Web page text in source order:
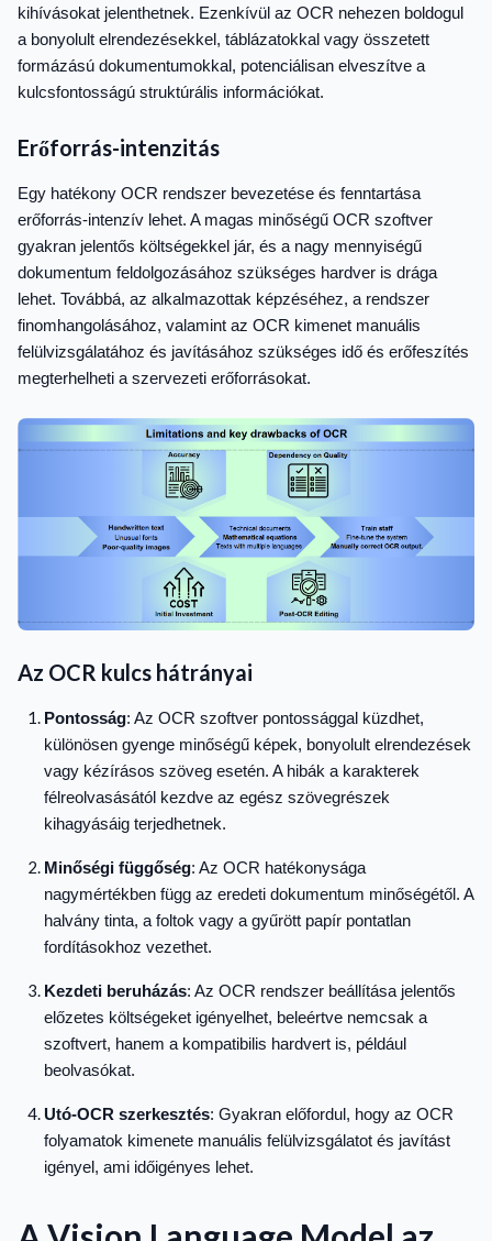
kihívásokat jelenthetnek. Ezenkívül az OCR nehezen boldogul
a bonyolult elrendezésekkel, táblázatokkal vagy összetett
formázású dokumentumokkal, potenciálisan elveszítve a
kulcsfontosságú struktúrális információkat.
Erőforrás-intenzitás
Egy hatékony OCR rendszer bevezetése és fenntartása
erőforrás-intenzív lehet. A magas minőségű OCR szoftver
gyakran jelentős költségekkel jár, és a nagy mennyiségű
dokumentum feldolgozásához szükséges hardver is drága
lehet. Továbbá, az alkalmazottak képzéséhez, a rendszer
finomhangolásához, valamint az OCR kimenet manuális
felülvizsgálatához és javításához szükséges idő és erőfeszítés
megterhelheti a szervezeti erőforrásokat.
Az OCR kulcs hátrányai
Pontosság: Az OCR szoftver pontossággal küzdhet,
különösen gyenge minőségű képek, bonyolult elrendezések
vagy kézírásos szöveg esetén. A hibák a karakterek
félreolvasásától kezdve az egész szövegrészek
kihagyásáig terjedhetnek.
Minőségi függőség: Az OCR hatékonysága
nagymértékben függ az eredeti dokumentum minőségétől. A
halvány tinta, a foltok vagy a gyűrött papír pontatlan
fordításokhoz vezethet.
Kezdeti beruházás: Az OCR rendszer beállítása jelentős
előzetes költségeket igényelhet, beleértve nemcsak a
szoftvert, hanem a kompatibilis hardvert is, például
beolvasókat.
Utó-OCR szerkesztés: Gyakran előfordul, hogy az OCR
folyamatok kimenete manuális felülvizsgálatot és javítást
igényel, ami időigényes lehet.